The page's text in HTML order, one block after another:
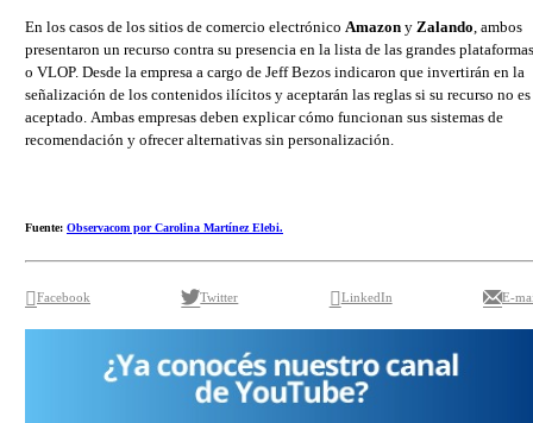
En los casos de los sitios de comercio electrónico Amazon y Zalando , ambos
presentaron un recurso contra su presencia en la lista de las grandes plataformas
o VLOP. Desde la empresa a cargo de Jeff Bezos indicaron que invertirán en la
señalización de los contenidos ilícitos y aceptarán las reglas si su recurso no es
aceptado. Ambas empresas deben explicar cómo funcionan sus sistemas de
recomendación y ofrecer alternativas sin personalización.
Fuente: Observacom por Carolina Martínez Elebi.
Facebook Twitter LinkedIn E-